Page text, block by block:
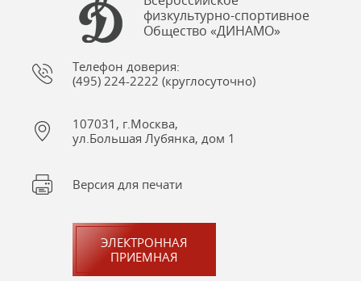
физкультурно-спортивное
Общество «ДИНАМО»
Телефон доверия:
(495) 224-2222 (круглосуточно)
107031, г.Москва,
ул.Большая Лубянка, дом 1
Версия для печати
ЭЛЕКТРОННАЯ
ПРИЕМНАЯ